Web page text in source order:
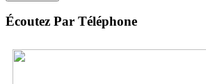
Écoutez Par Téléphone